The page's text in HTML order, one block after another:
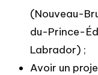
(Nouveau-
du-Prince-
Labrador) ;
Avoir un